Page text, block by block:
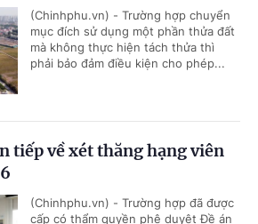
(Chinhphu.vn) - Trường hợp chuyển
mục đích sử dụng một phần thửa đất
mà không thực hiện tách thửa thì
phải bảo đảm điều kiện cho phép...
tiếp về xét thăng hạng viên
(Chinhphu.vn) - Trường hợp đã được
cấp có thẩm quyền phê duyệt Đề án